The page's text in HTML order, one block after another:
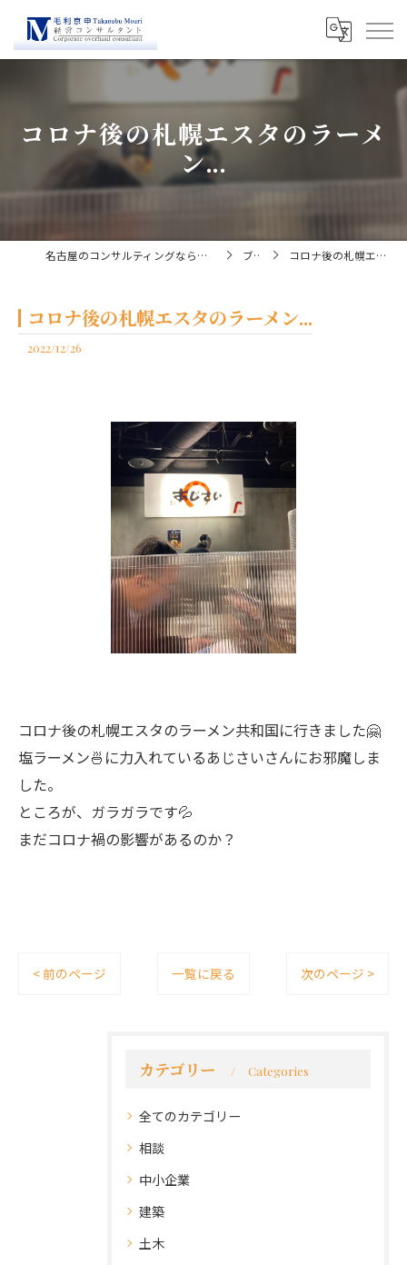
コロナ後の札幌エスタのラーメ
ン...
名古屋のコンサルティングなら経営コンサルタント毛利京申 ブログ コロナ後の札幌エスタのラーメン...
コロナ後の札幌エスタのラーメン...
2022/12/26
コロナ後の札幌エスタのラーメン共和国に行きました🤗
塩ラーメン🍜に力入れているあじさいさんにお邪魔しま
した。
ところが、ガラガラです💦
まだコロナ禍の影響があるのか？
< 前のページ 一覧に戻る 次のページ >
カテゴリー Categories
全てのカテゴリー
相談
中小企業
建築
土木